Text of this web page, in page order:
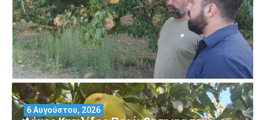
6 Αυγούστου, 2026